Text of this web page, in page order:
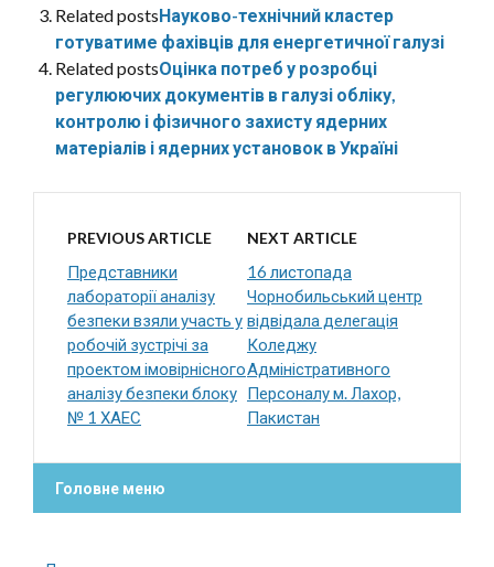
Related postsНауково-технічний кластер
готуватиме фахівців для енергетичної галузі
Related postsОцінка потреб у розробці
регулюючих документів в галузі обліку,
контролю і фізичного захисту ядерних
матеріалів і ядерних установок в Україні
PREVIOUS ARTICLE
Представники
лабораторії аналізу
безпеки взяли участь у
робочій зустрічі за
проектом імовірнісного
аналізу безпеки блоку
№ 1 ХАЕС
NEXT ARTICLE
16 листопада
Чорнобильський центр
відвідала делегація
Коледжу
Адміністративного
Персоналу м. Лахор,
Пакистан
Головне меню